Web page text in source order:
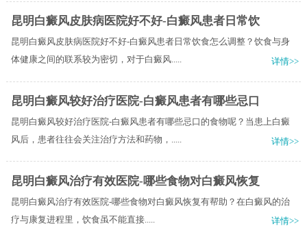
昆明白癜风皮肤病医院好不好-白癜风患者日常饮
昆明白癜风皮肤病医院好不好-白癜风患者日常饮食怎么调整？饮食与身
体健康之间的联系较为密切，对于白癜风.....
详情>>
昆明白癜风较好治疗医院-白癜风患者有哪些忌口
昆明白癜风较好治疗医院-白癜风患者有哪些忌口的食物呢？当患上白癜
风后，患者往往会关注治疗方法和药物，.....
详情>>
昆明白癜风治疗有效医院-哪些食物对白癜风恢复
昆明白癜风治疗有效医院-哪些食物对白癜风恢复有帮助？​在白癜风的治
疗与康复进程里，饮食虽不能直接.....
详情>>